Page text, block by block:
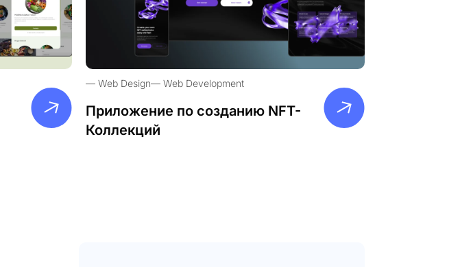
Web Design Web Development
Приложение по созданию NFT-
Коллекций